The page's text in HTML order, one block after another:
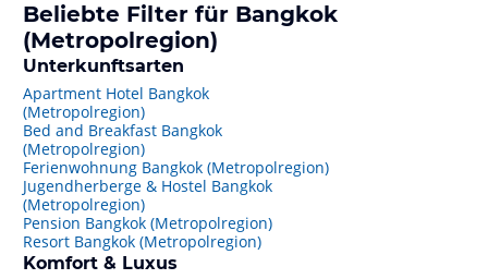
Beliebte Filter für Bangkok
(Metropolregion)
Unterkunftsarten
Apartment Hotel Bangkok
(Metropolregion)
Bed and Breakfast Bangkok
(Metropolregion)
Ferienwohnung Bangkok (Metropolregion)
Jugendherberge & Hostel Bangkok
(Metropolregion)
Pension Bangkok (Metropolregion)
Resort Bangkok (Metropolregion)
Komfort & Luxus